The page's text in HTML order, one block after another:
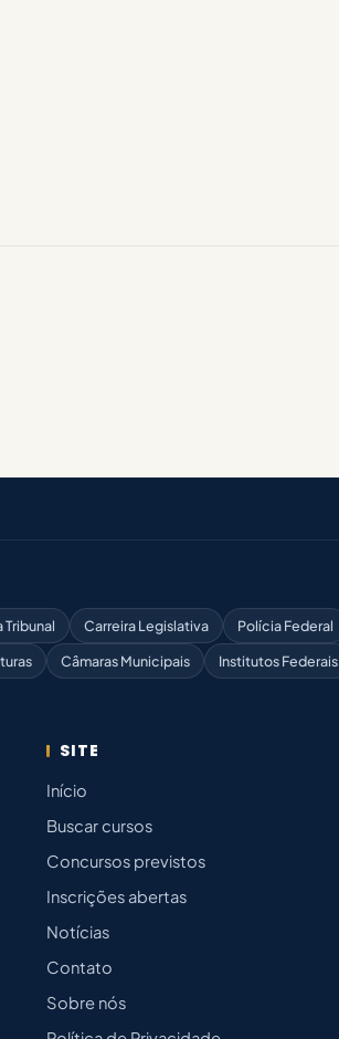
Tribunal Carreira Legislativa Polícia Federal
Câmaras Municipais Institutos Federais
SITE
Início
Buscar cursos
Concursos previstos
Inscrições abertas
Notícias
Contato
Sobre nós